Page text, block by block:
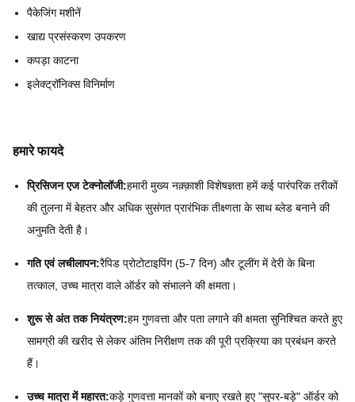
पैकेजिंग मशीनें
खाद्य प्रसंस्करण उपकरण
कपड़ा काटना
इलेक्ट्रॉनिक्स विनिर्माण
हमारे फायदे
प्रिसिजन एज टेक्नोलॉजी:हमारी मुख्य नक़्क़ाशी विशेषज्ञता हमें कई पारंपरिक तरीकों
की तुलना में बेहतर और अधिक सुसंगत प्रारंभिक तीक्ष्णता के साथ ब्लेड बनाने की
अनुमति देती है।
गति एवं लचीलापन:रैपिड प्रोटोटाइपिंग (5-7 दिन) और टूलींग में देरी के बिना
तत्काल, उच्च मात्रा वाले ऑर्डर को संभालने की क्षमता।
शुरू से अंत तक नियंत्रण:हम गुणवत्ता और पता लगाने की क्षमता सुनिश्चित करते हुए
सामग्री की खरीद से लेकर अंतिम निरीक्षण तक की पूरी प्रक्रिया का प्रबंधन करते
हैं।
उच्च मात्रा में महारत:कड़े गुणवत्ता मानकों को बनाए रखते हुए "सुपर-बड़े" ऑर्डर को